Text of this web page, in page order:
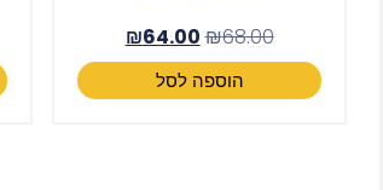
₪68.00
₪64.00
הוספה לסל